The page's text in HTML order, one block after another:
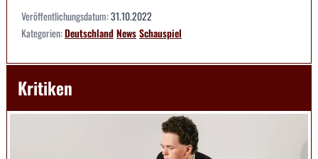
Veröffentlichungsdatum:31.10.2022
Kategorien:DeutschlandNewsSchauspiel
Kritiken